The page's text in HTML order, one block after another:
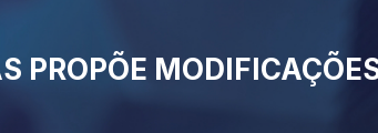
PROPÕE